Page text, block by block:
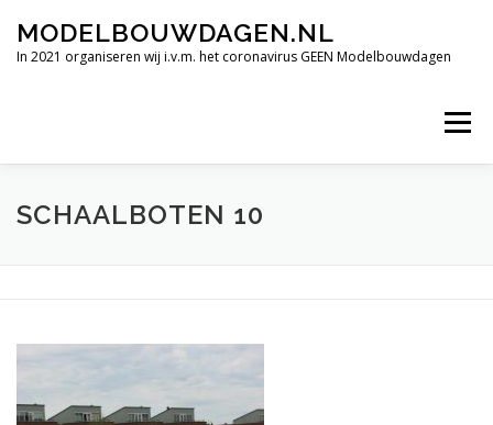
naarMODELBOUWDAGEN.NL
In 2021 organiseren wij i.v.m. het coronavirus GEEN Modelbouwdagen
Menu
TERUGBLIK INTERNATIONALE MODELBOUWDAGEN 2019
VERDERE DEELNEMENDE CLUBS.
SCHAALBOTEN 10